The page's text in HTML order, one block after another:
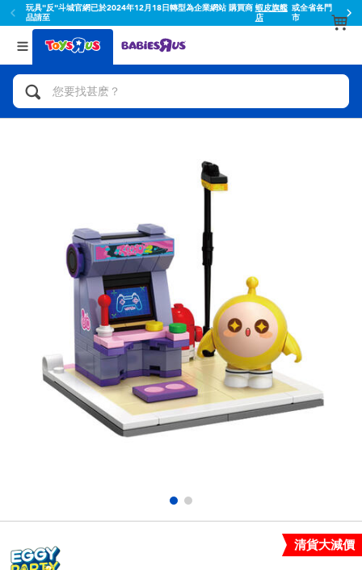
玩具"反"斗城官網已於2024年12月18日轉型為企業網站 購買商
品請至
蝦皮旗艦
店
或全省各門
市
返回
分類目錄
人氣英雄,角色扮演,射擊玩具
玩具車,貨車,火車及遙控系列
手工藝,文具,蠟筆,泥膠,畫板
娃娃, 芭比,收藏公仔
電子玩具
遊戲及拼圖系列
派對用品
返回
品牌
Toy Story玩具總動員
Fuggler
Miniso名創優品
playpop
LEGO樂高
Barbie芭比
NERF熱火 清貨大減價